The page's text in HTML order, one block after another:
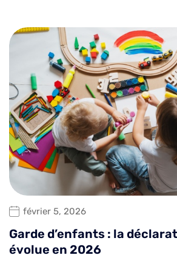
février 5, 2026
Garde d’enfants : la
évolue en 2026